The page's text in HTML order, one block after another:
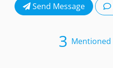
Send Message
3 Mentioned